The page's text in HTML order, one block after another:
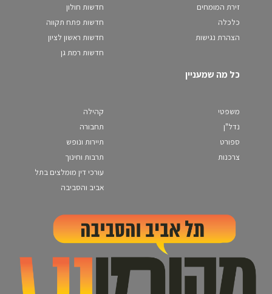
זירת המומחים
כלכלה
הצהרת נגישות
חדשות חולון
חדשות פתח תקווה
חדשות ראשון לציון
חדשות רמת גן
כל מה שמעניין
משפטי
נדל"ן
ספורט
צרכנות
קהילה
תחבורה
תיירות ונופש
תרבות וחינוך
עורכי דין מומלצים בתל
אביב והסביבה